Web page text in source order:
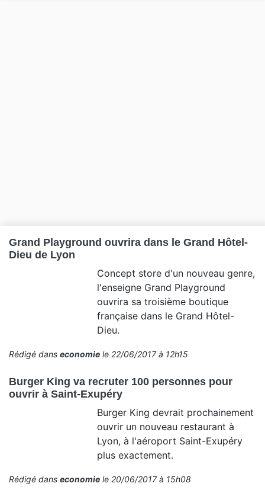
Grand Playground ouvrira dans le Grand Hôtel-
Dieu de Lyon
Concept store d'un nouveau genre,
l'enseigne Grand Playground
ouvrira sa troisième boutique
française dans le Grand Hôtel-
Dieu.
Rédigé dans economie le 22/06/2017 à 12h15
Burger King va recruter 100 personnes pour
ouvrir à Saint-Exupéry
Burger King devrait prochainement
ouvrir un nouveau restaurant à
Lyon, à l'aéroport Saint-Exupéry
plus exactement.
Rédigé dans economie le 20/06/2017 à 15h08